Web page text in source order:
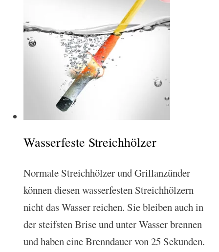
Wasserfeste Streichhölzer
Normale Streichhölzer und Grillanzünder
können diesen wasserfesten Streichhölzern
nicht das Wasser reichen. Sie bleiben auch in
der steifsten Brise und unter Wasser brennen
und haben eine Brenndauer von 25 Sekunden.